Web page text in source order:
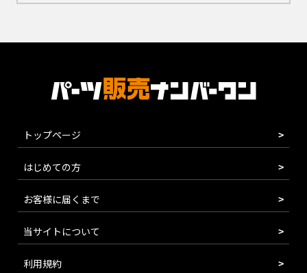
トップページ
はじめての方
お客様に届くまで
当サイトについて
利用規約